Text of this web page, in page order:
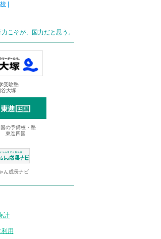
こそが、国力だと思う。
受験塾
谷大塚
国の予備校・塾
東進四国
ん成長ナビ
計
用